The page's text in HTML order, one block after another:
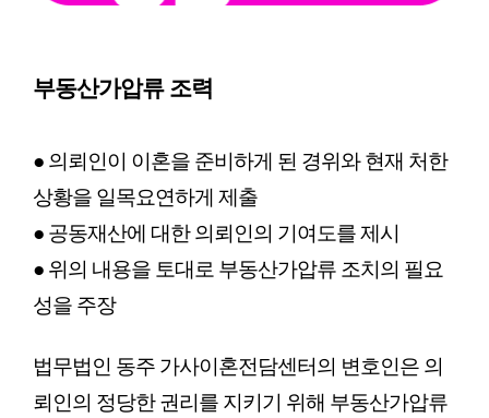
부동산가압류 조력
● 의뢰인이 이혼을 준비하게 된 경위와 현재 처한
상황을 일목요연하게 제출
● 공동재산에 대한 의뢰인의 기여도를 제시
● 위의 내용을 토대로 부동산가압류 조치의 필요
성을 주장
법무법인 동주 가사이혼전담센터의 변호인은 의
뢰인의 정당한 권리를 지키기 위해 부동산가압류